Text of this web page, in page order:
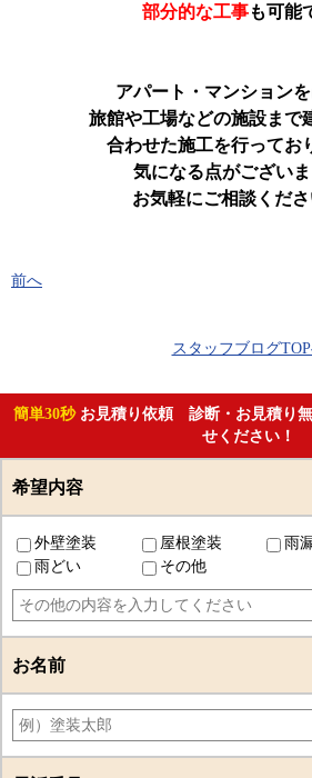
部分的な工事も可能
アパート・マンションを
旅館や工場などの施設まで
合わせた施工を行ってお
気になる点がござい
お気軽にご相談くださ
前へ
スタッフブログ
簡単30秒 お見積り依頼 診断・お見積り
せください！
希望内容
外壁塗装 屋根塗装
雨
雨どい
その他
お名前